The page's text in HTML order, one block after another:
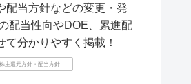
配当方針などの変更・発
配当性向やDOE、累進配
て分かりやすく掲載！
株主還元方針・配当方針